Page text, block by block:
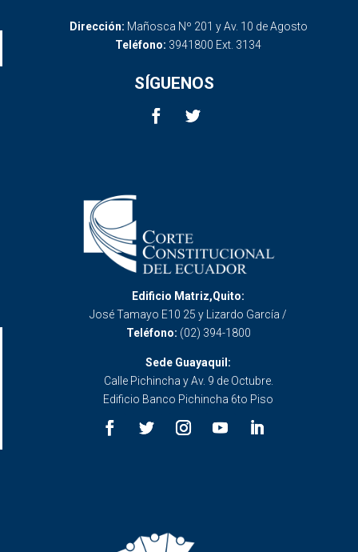
Dirección: Mañosca Nº 201 y Av. 10 de Agosto
Teléfono: 3941800 Ext. 3134
SÍGUENOS
Edificio Matriz,Quito:
José Tamayo E10 25 y Lizardo García /
Teléfono: (02) 394-1800
Sede Guayaquil:
Calle Pichincha y Av. 9 de Octubre.
Edificio Banco Pichincha 6to Piso